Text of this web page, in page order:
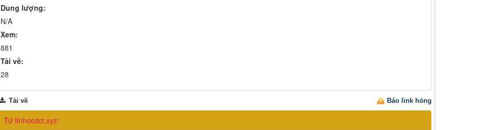
Dung lượng:
N/A
Xem:
881
Tải về:
28
Báo link hỏng
Tải về
Từ tinhocdct.xyz: